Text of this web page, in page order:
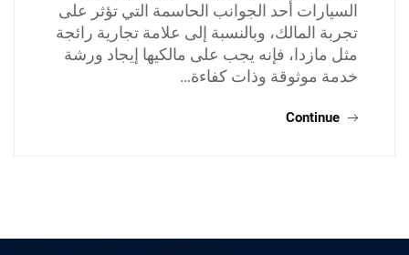
السيارات أحد الجوانب الحاسمة التي تؤثر على
تجربة المالك، وبالنسبة إلى علامة تجارية رائجة
مثل مازدا، فإنه يجب على مالكيها إيجاد ورشة
خدمة موثوقة وذات كفاءة…
Continue